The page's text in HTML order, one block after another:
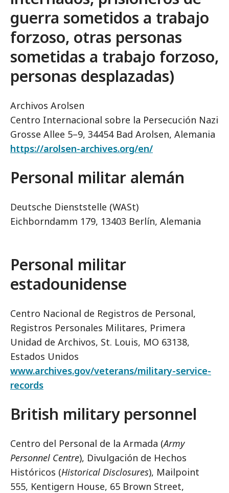
guerra sometidos a trabajo
forzoso, otras personas
sometidas a trabajo forzoso,
personas desplazadas)
Archivos Arolsen
Centro Internacional sobre la Persecución Nazi
Grosse Allee 5–9, 34454 Bad Arolsen, Alemania
https://arolsen-archives.org/en/
Personal militar alemán
Deutsche Dienststelle (WASt)
Eichborndamm 179, 13403 Berlín, Alemania
Personal militar
estadounidense
Centro Nacional de Registros de Personal,
Registros Personales Militares, Primera
Unidad de Archivos, St. Louis, MO 63138,
Estados Unidos
www.archives.gov/veterans/military-service-
records
British military personnel
Centro del Personal de la Armada (Army
Personnel Centre), Divulgación de Hechos
Históricos (Historical Disclosures), Mailpoint
555, Kentigern House, 65 Brown Street,